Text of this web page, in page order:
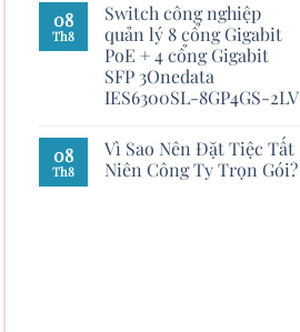
08
Th8
Switch công nghiệp
quản lý 8 cổng Gigabit
PoE + 4 cổng Gigabit
SFP 3Onedata
IES6300SL-8GP4GS-2LV
08
Th8
Vì Sao Nên Đặt Tiệc Tất
Niên Công Ty Trọn Gói?